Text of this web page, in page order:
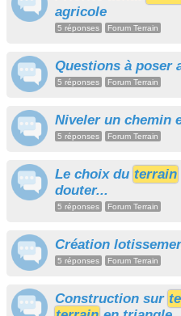
agricole
5 réponses Forum Terrain
Questions à poser
5 réponses Forum Terrain
Niveler un chemin
5 réponses Forum Terrain
Le choix du terrain
douter...
5 réponses Forum Terrain
Création
5 réponses Forum Terrain
Construction sur